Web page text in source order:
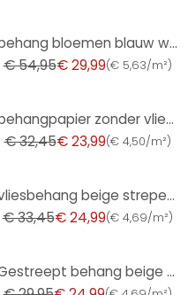
behang bloemen blauw wit - vliesbehang country house A.S. Création - mat licht structuur
€ 54,95€ 29,99(€ 5,63/m²)
behangpapier zonder vlies Erismann Versailles grijs
€ 32,45€ 23,99(€ 4,50/m²)
vliesbehang beige strepen voor woonkamer slaapkamer keuken marburg behang
€ 33,45€ 24,99(€ 4,69/m²)
Gestreept behang beige crème - Vliesbehang met textielstructuur klassiek & warm